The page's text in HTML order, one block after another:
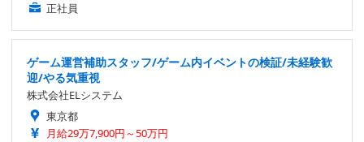
正社員
ゲーム運営補助スタッフ/ゲーム内イベントの検証/未経験歓
迎/やる気重視
株式会社ELシステム
東京都
月給29万7,900円～50万円